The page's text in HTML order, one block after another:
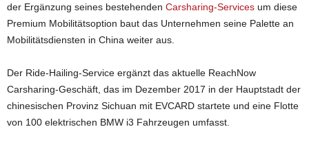
der Ergänzung seines bestehenden Carsharing-Services um diese
Premium Mobilitätsoption baut das Unternehmen seine Palette an
Mobilitätsdiensten in China weiter aus.
Der Ride-Hailing-Service ergänzt das aktuelle ReachNow
Carsharing-Geschäft, das im Dezember 2017 in der Hauptstadt der
chinesischen Provinz Sichuan mit EVCARD startete und eine Flotte
von 100 elektrischen BMW i3 Fahrzeugen umfasst.